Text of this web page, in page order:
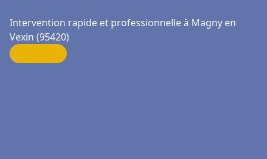
Intervention rapide et professionnelle à Magny en
Vexin (95420)